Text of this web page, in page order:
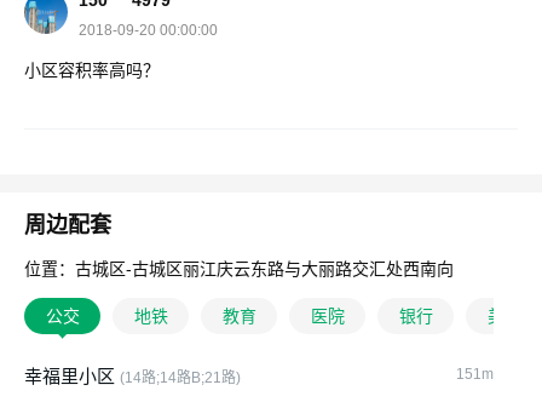
2018-09-20 00:00:00
小区容积率高吗？
周边配套
位置：古城区-古城区丽江庆云东路与大丽路交汇处西南向
公交 地铁 教育 医院 银行 美食
幸福里小区 (14路;14路B;21路) 151m